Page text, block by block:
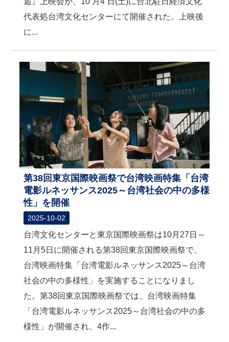
代表処台湾文化センターにて開催された。上映後
に...
第38回東京国際映画祭で台湾映画特集「台湾
電影ルネッサンス2025～台湾社会の中の多様
性」を開催
2025-10-02
台湾文化センターと東京国際映画祭は10月27日～
11月5日に開催される第38回東京国際映画祭で、
台湾映画特集「台湾電影ルネッサンス2025～台湾
社会の中の多様性」を実施することになりまし
た。第38回東京国際映画祭では、台湾映画特集
「台湾電影ルネッサンス2025～台湾社会の中の多
様性」が開催され、4作...